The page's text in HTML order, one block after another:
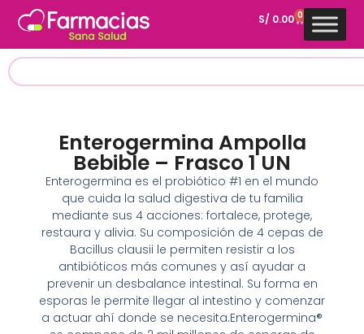
S/ 0.00 0
Enterogermina Ampolla
Bebible – Frasco 1 UN
Enterogermina es el probiótico #1 en el mundo
que cuida la salud digestiva de tu familia
mediante sus 4 acciones: fortalece, protege,
restaura y alivia. Su composición de 4 cepas de
Bacillus clausii le permiten resistir a los
antibióticos más comunes y así ayudar a
prevenir un desbalance intestinal. Su forma en
esporas le permite llegar al intestino y comenzar
a actuar ahí donde se necesita.Enterogermina®